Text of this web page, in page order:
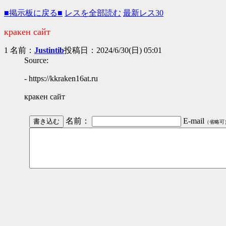
■掲示板に戻る■ レスを全部読む 最新レス30
кракен сайт
1 名前： Justintib投稿日：2024/6/30(日) 05:01
Source:
- https://kkraken16at.ru
кракен сайт
名前： E-mail （省略可